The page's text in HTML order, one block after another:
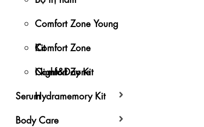
Comfort Zone Young
Kit
Comfort Zone
Night&Day Kit
Comfort Zone
Hydramemory Kit
Serum
Body Care